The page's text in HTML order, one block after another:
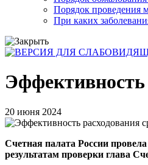
Порядок проведения
При каких
Эффективность
20 июня 2024
Счетная палата России
результатам проверки глава